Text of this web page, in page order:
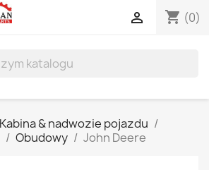
shopping_cart (0)

Kabina & nadwozie pojazdu
Obudowy John Deere